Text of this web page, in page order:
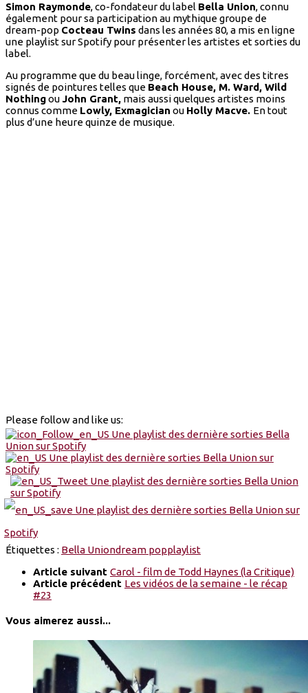
Simon Raymonde, co-fondateur du label Bella Union, connu
également pour sa participation au mythique groupe de
dream-pop Cocteau Twins dans les années 80, a mis en ligne
une playlist sur Spotify pour présenter les artistes et sorties du
label.
Au programme que du beau linge, forcément, avec des titres
signés de pointures telles que Beach House, M. Ward, Wild
Nothingou John Grant, mais aussi quelques artistes moins
connus comme Lowly, Exmagician ou Holly Macve. En tout
plus d’une heure quinze de musique.
Please follow and like us:
Étiquettes : Bella Uniondream popplaylist
Article suivant Carol - film de Todd Haynes (la Critique)
Article précédent Les vidéos de la semaine - le récap
#23
Vous aimerez aussi...